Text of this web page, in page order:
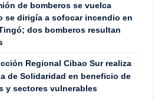
de bomberos se vuelca
se dirigía a sofocar incendio en
dos bomberos resultan
Regional Cibao Sur realiza
de Solidaridad en beneficio de
y sectores vulnerables